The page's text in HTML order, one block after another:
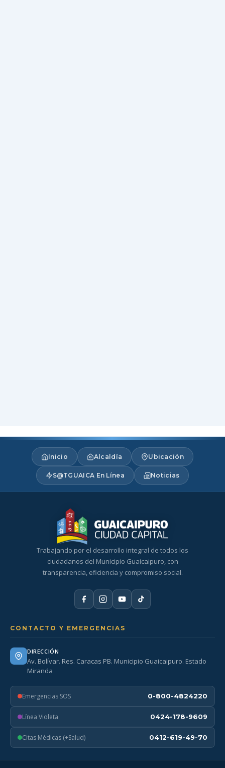
Inicio Alcaldía Ubicación
S@TGUAICA En Línea Noticias
Trabajando por el desarrollo integral de todos los
ciudadanos del Municipio Guaicaipuro, con
transparencia, eficiencia y compromiso social.
CONTACTO Y EMERGENCIAS
DIRECCIÓN
Av. Bolívar. Res. Caracas PB. Municipio Guaicaipuro. Estado
Miranda
Emergencias SOS 0-800-4824220
Línea Violeta 0424-178-9609
Citas Médicas (+Salud) 0412-619-49-70